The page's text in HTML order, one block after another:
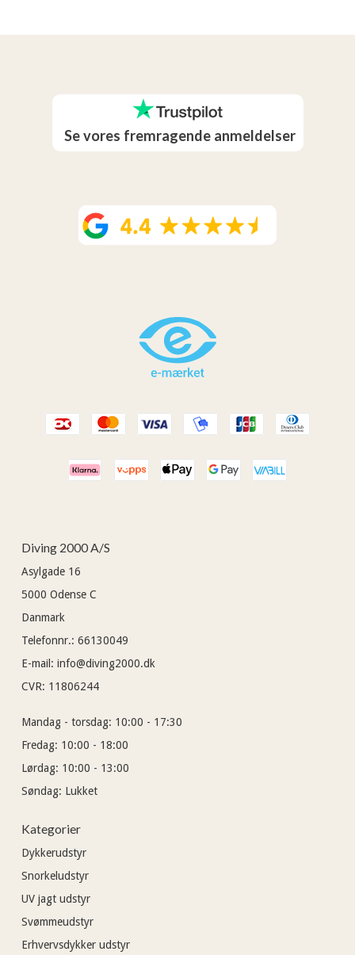
Se vores fremragende anmeldelser
Diving 2000 A/S
Asylgade 16
5000 Odense C
Danmark
Telefonnr.: 66130049
E-mail : info@diving2000.dk
CVR: 11806244
Mandag - torsdag: 10:00 - 17:30
Fredag: 10:00 - 18:00
Lørdag: 10:00 - 13:00
Søndag: Lukket
Kategorier
Dykkerudstyr
Snorkeludstyr
UV jagt udstyr
Svømmeudstyr
Erhvervsdykker udstyr